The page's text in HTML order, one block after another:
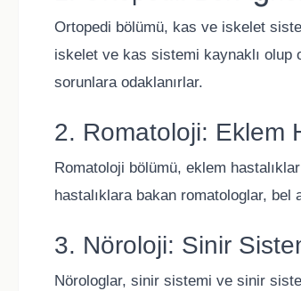
Ortopedi bölümü, kas ve iskelet
iskelet ve kas sistemi kaynaklı olup
sorunlara odaklanırlar.
2. Romatoloji: Eklem
Romatoloji bölümü, eklem
hastalıklara bakan romatologlar, bel
3. Nöroloji: Sinir
Nörologlar, sinir sistemi ve sinir